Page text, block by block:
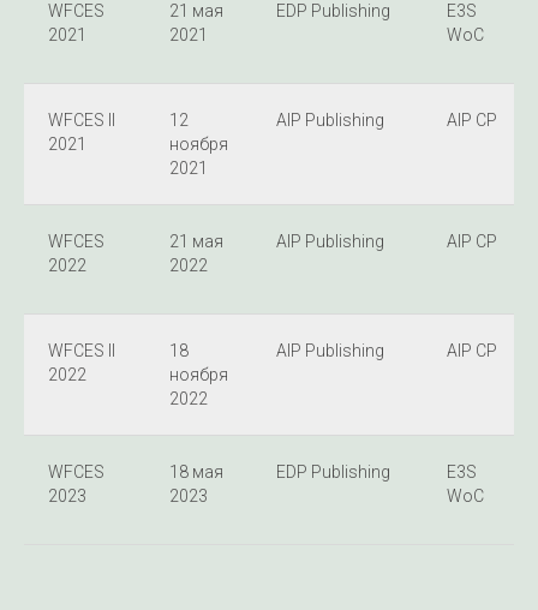
WFCES
2021
21 мая
2021
EDP Publishing
E3S
WoC
WFCES II
2021
12
ноября
2021
AIP Publishing AIP CP
WFCES
2022
21 мая
2022
AIP Publishing AIP CP
WFCES II
2022
18
ноября
2022
AIP Publishing AIP CP
WFCES
2023
18 мая
2023
EDP Publishing
E3S
WoC